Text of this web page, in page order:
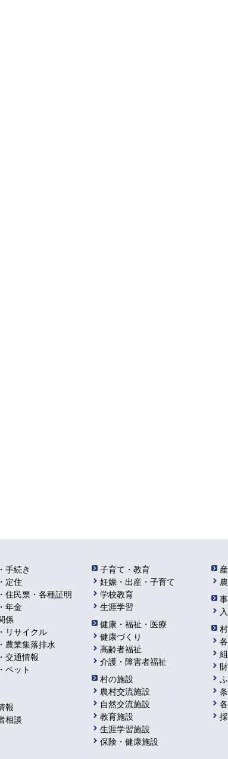
手続き
定住
住民票・各種証明
年金
係
リサイクル
農業集落排水
交通情報
ペット
報
相談
子育て・教育
妊娠・出産・子育て
学校教育
生涯学習
健康・福祉・医療
健康づくり
高齢者福祉
介護・障害者福祉
村の施設
農村交流施設
自然交流施設
教育施設
生涯学習施設
保険・健康施設